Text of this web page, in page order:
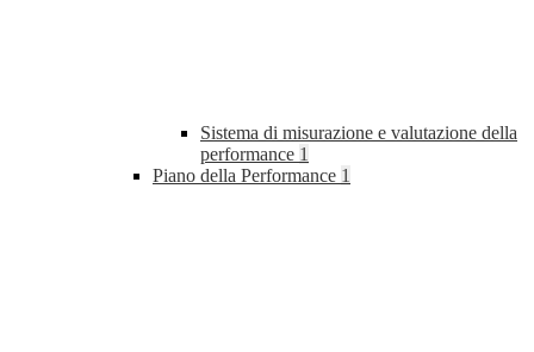
Sistema di misurazione e valutazione della
performance 1
Piano della Performance 1